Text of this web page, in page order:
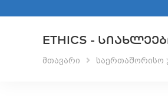
ETHICS -
მთავარი საერთაშორისო